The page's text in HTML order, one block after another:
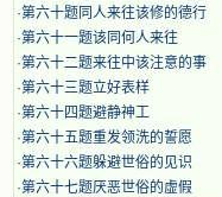
·第六十题同人来往该修的德行
·第六十一题该同何人来往
·第六十二题来往中该注意的事
·第六十三题立好表样
·第六十四题避静神工
·第六十五题重发领洗的誓愿
·第六十六题躲避世俗的见识
·第六十七题厌恶世俗的虚假